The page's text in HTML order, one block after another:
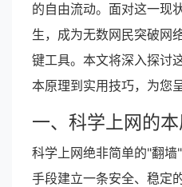
的自由流动。面对这一现
生，成为无数网民突破网
键工具。本文将深入探讨
本原理到实用技巧，为您
一、科学上网的
科学上网绝非简单的"翻
手段建立一条安全、稳定